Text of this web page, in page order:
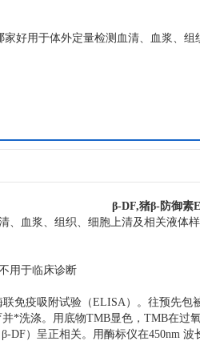
好用于体外定量检测血清、血浆、
β-DF,猪β-防御素
、血浆、组织、细胞上清及相关液体
用于临床诊断
免疫吸附试验（ELISA）。往预先包
*洗涤。用底物TMB显色，TMB在
DF）呈正相关。用酶标仪在450nm 波